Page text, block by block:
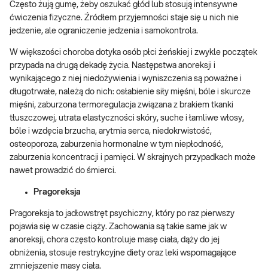
Często żują gumę, żeby oszukać głód lub stosują intensywne
ćwiczenia fizyczne. Źródłem przyjemności staje się u nich nie
jedzenie, ale ograniczenie jedzenia i samokontrola.
W większości choroba dotyka osób płci żeńskiej i zwykle początek
przypada na drugą dekadę życia. Następstwa anoreksji i
wynikającego z niej niedożywienia i wyniszczenia są poważne i
długotrwałe, należą do nich: osłabienie siły mięśni, bóle i skurcze
mięśni, zaburzona termoregulacja związana z brakiem tkanki
tłuszczowej, utrata elastyczności skóry, suche i łamliwe włosy,
bóle i wzdęcia brzucha, arytmia serca, niedokrwistość,
osteoporoza, zaburzenia hormonalne w tym niepłodność,
zaburzenia koncentracji i pamięci. W skrajnych przypadkach może
nawet prowadzić do śmierci.
Pragoreksja
Pragoreksja to jadłowstręt psychiczny, który po raz pierwszy
pojawia się w czasie ciąży. Zachowania są takie same jak w
anoreksji, chora często kontroluje masę ciała, dąży do jej
obniżenia, stosuje restrykcyjne diety oraz leki wspomagające
zmniejszenie masy ciała.